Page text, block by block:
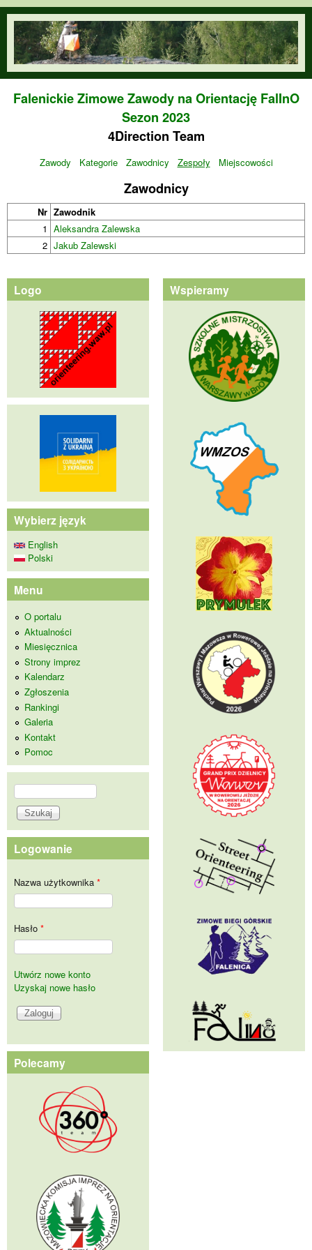
Przejdź do treści
orienteering.waw.pl
Falenickie Zimowe Zawody na Orientację FalInO
Sezon 2023
4Direction Team
Zawody Kategorie Zawodnicy Zespoły Miejscowości
Zawodnicy
Nr Zawodnik
1 Aleksandra Zalewska
2 Jakub Zalewski
Logo
Wybierz język
English
Polski
Menu
O portalu
Aktualności
Miesięcznica
Strony imprez
Kalendarz
Zgłoszenia
Rankingi
Galeria
Kontakt
Pomoc
Formularz wyszukiwania
Szukaj
Logowanie
Nazwa użytkownika *
Hasło *
Utwórz nowe konto
Uzyskaj nowe hasło
Polecamy
Wspieramy